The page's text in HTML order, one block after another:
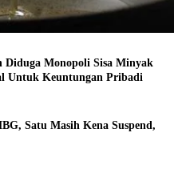
Diduga Monopoli Sisa Minyak
Untuk Keuntungan Pribadi
Satu Masih Kena Suspend,